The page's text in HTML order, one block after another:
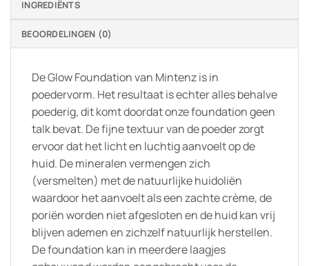
INGREDIËNTS
BEOORDELINGEN (0)
De Glow Foundation van Mintenz is in
poedervorm. Het resultaat is echter alles behalve
poederig, dit komt doordat onze foundation geen
talk bevat. De fijne textuur van de poeder zorgt
ervoor dat het licht en luchtig aanvoelt op de
huid. De mineralen vermengen zich
(versmelten) met de natuurlijke huidoliën
waardoor het aanvoelt als een zachte crème, de
poriën worden niet afgesloten en de huid kan vrij
blijven ademen en zichzelf natuurlijk herstellen.
De foundation kan in meerdere laagjes